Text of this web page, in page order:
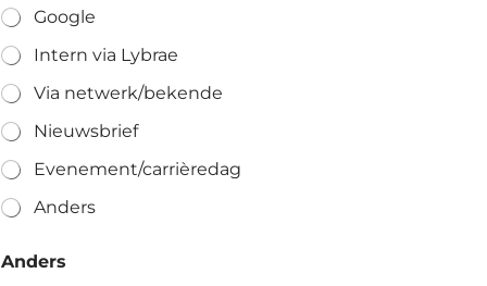
Google
Intern via Lybrae
Via netwerk/bekende
Nieuwsbrief
Evenement/carrièredag
Anders
Anders